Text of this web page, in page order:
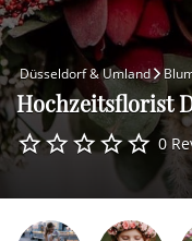
Düsseldorf & Umland
Hochzeitsflorist
0